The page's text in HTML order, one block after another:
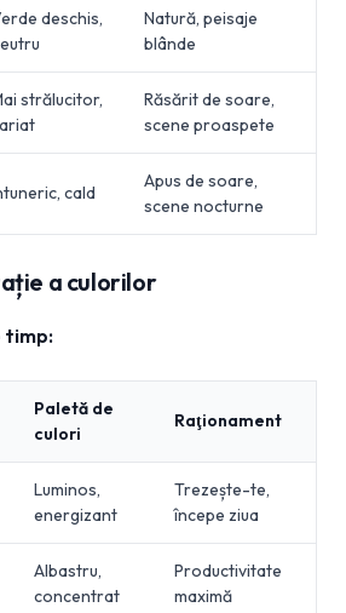
deschis,
Natură, peisaje
blânde
strălucitor,
Răsărit de soare,
scene proaspete
cald
Apus de soare,
scene nocturne
a culorilor
timp:
Paletă de
culori
Raţionament
Luminos,
energizant
Trezește-te,
începe ziua
Albastru,
concentrat
Productivitate
maximă